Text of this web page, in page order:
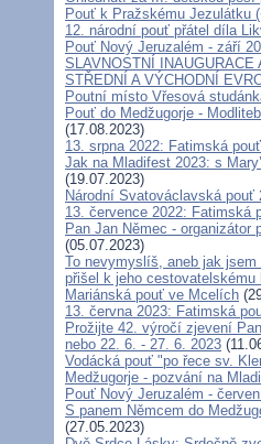
Pouť k Pražskému Jezulátku
12. národní pouť přátel díla
Pouť Nový Jeruzalém - září
SLAVNOSTNÍ
STŘEDNÍ A VÝCHODNÍ
Poutní místo Vřesová
Pouť do Medžugorje -
(17.08.2023)
13. srpna 2022: Fatimská
Jak na Mladifest 2023: s
(19.07.2023)
Národní Svatováclavská pouť
13. července 2022: Fatimská
Pan Jan Němec -
(05.07.2023)
To nevymyslíš, aneb jak
přišel k jeho cestovatelskému
Mariánská pouť ve Mcelích
13. června 2023: Fatimská
Prožijte 42. výročí zjevení
nebo 22. 6. - 27. 6. 2023
Vodácká pouť "po řece sv.
Medžugorje - pozvání na
Pouť Nový Jeruzalém -
S panem Němcem do
(27.05.2023)